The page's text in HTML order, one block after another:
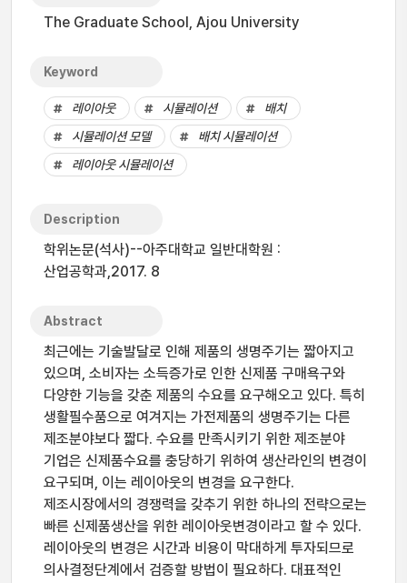
The Graduate School, Ajou University
Keyword
레이아웃 시뮬레이션
배치
시뮬레이션 모델
배치 시뮬레이션
레이아웃 시뮬레이션
Description
학위논문(석사)--아주대학교 일반대학원 :
산업공학과,2017. 8
Abstract
최근에는 기술발달로 인해 제품의 생명주기는 짧아지고
있으며, 소비자는 소득증가로 인한 신제품 구매욕구와
다양한 기능을 갖춘 제품의 수요를 요구해오고 있다. 특히
생활필수품으로 여겨지는 가전제품의 생명주기는 다른
제조분야보다 짧다. 수요를 만족시키기 위한 제조분야
기업은 신제품수요를 충당하기 위하여 생산라인의 변경이
요구되며, 이는 레이아웃의 변경을 요구한다.
제조시장에서의 경쟁력을 갖추기 위한 하나의 전략으로는
빠른 신제품생산을 위한 레이아웃변경이라고 할 수 있다.
레이아웃의 변경은 시간과 비용이 막대하게 투자되므로
의사결정단계에서 검증할 방법이 필요하다. 대표적인